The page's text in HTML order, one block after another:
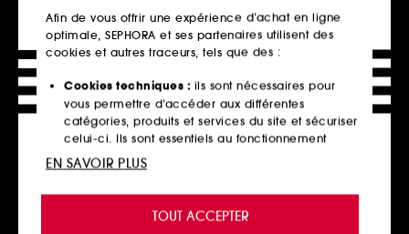
CLARINS
Lotion Tonique Apaisante –
Peaux très sèches ou
sensibles
81
15,50€ /100ml
Afin de vous offrir une expérience d’achat en ligne
optimale, SEPHORA et ses partenaires utilisent des
cookies et autres traceurs, tels que des :
Cookies techniques : ils sont nécessaires pour
vous permettre d’accéder aux différentes
catégories, produits et services du site et sécuriser
celui-ci. Ils sont essentiels au fonctionnement
technique du site et ne peuvent être désactivés.
de vous offrir une expérience enrichie et
personnalisée en vous recommandant des
TOUT ACCEPTER
EN SAVOIR PLUS